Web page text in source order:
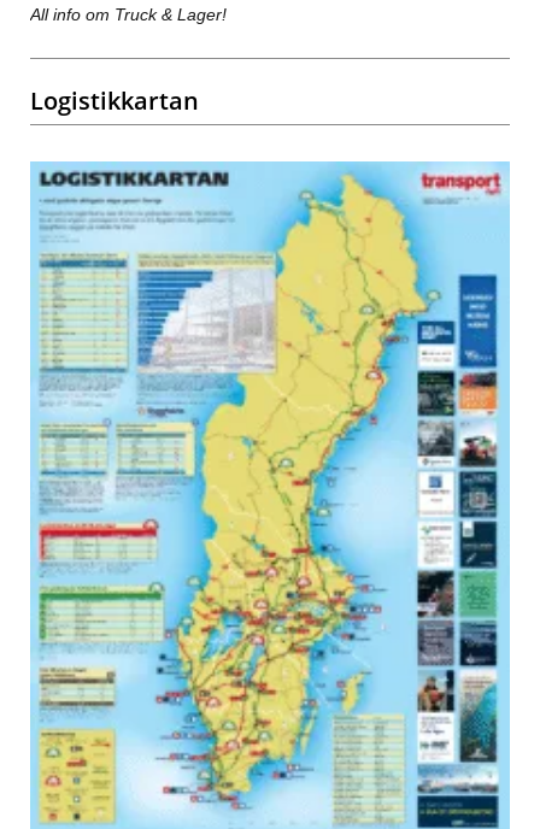
All info om Truck & Lager!
Logistikkartan